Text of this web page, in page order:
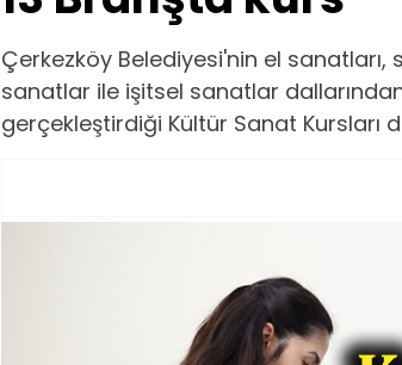
Çerkezköy Belediyesi'nin el
sanatlar ile işitsel sanatlar
gerçekleştirdiği Kültür Sanat Kursları